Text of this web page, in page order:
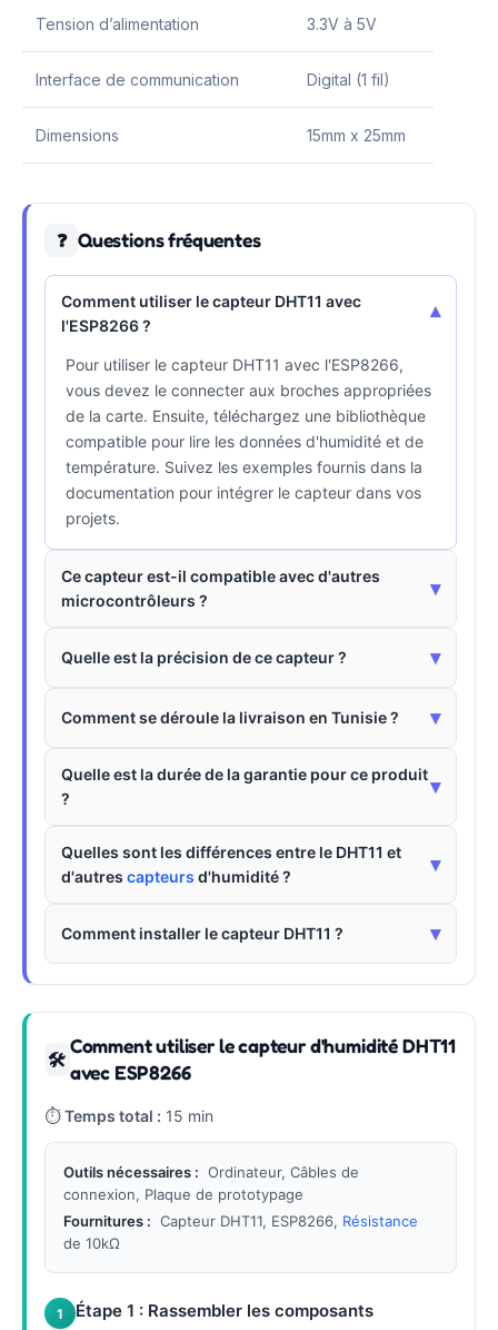
Tension d’alimentation 3.3V à 5V
Interface de communication Digital (1 fil)
Dimensions 15mm x 25mm
❓ Questions fréquentes
Comment utiliser le capteur DHT11 avec
l'ESP8266 ?
▾
Pour utiliser le capteur DHT11 avec l'ESP8266,
vous devez le connecter aux broches appropriées
de la carte. Ensuite, téléchargez une bibliothèque
compatible pour lire les données d'humidité et de
température. Suivez les exemples fournis dans la
documentation pour intégrer le capteur dans vos
projets.
Ce capteur est-il compatible avec d'autres
microcontrôleurs ?
▾
Quelle est la précision de ce capteur ? ▾
Comment se déroule la livraison en Tunisie ? ▾
Quelle est la durée de la garantie pour ce produit
?
▾
Quelles sont les différences entre le DHT11 et
d'autres capteurs d'humidité ?
▾
Comment installer le capteur DHT11 ? ▾
🛠
Comment utiliser le capteur d'humidité DHT11
avec ESP8266
⏱Temps total : 15 min
Outils nécessaires : Ordinateur, Câbles de
connexion, Plaque de prototypage
Fournitures : Capteur DHT11, ESP8266, Résistance
de 10kΩ
1 Étape 1 : Rassembler les composants